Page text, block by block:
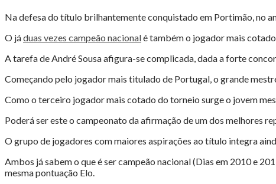
Na defesa do título brilhantemente conquistado em Portimão, no
O jáduas vezes campeão nacionalé também o jogador mais
A tarefa de André Sousa afigura-se complicada, dada a forte
Começando pelo jogador mais titulado de Portugal, o grande
Como o terceiro jogador mais cotado do torneio surge o jovem
Poderá ser este o campeonato da afirmação de um dos melhores
O grupo de jogadores com maiores aspirações ao título integra
Ambos já sabem o que é ser campeão nacional (Dias em 2010 e
mesma pontuação Elo.